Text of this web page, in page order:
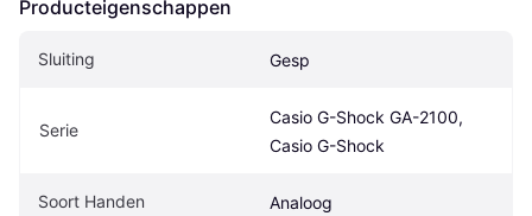
Producteigenschappen
Sluiting Gesp
Serie
Casio G-Shock GA-2100,
Casio G-Shock
Soort Handen Analoog